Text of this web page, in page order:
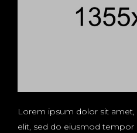
Lorem ipsum dolor sit
elit, sed do eiusmod